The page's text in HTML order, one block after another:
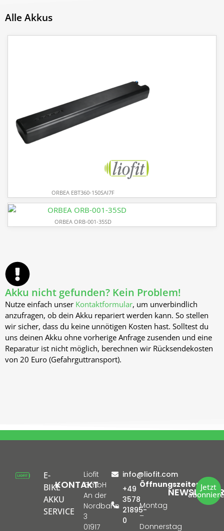
Alle Akkus
ORBEA EBT360-150SAI7F
ORBEA ORB-001-35SD
Akku nicht gefunden? Kein Problem!
Nutze einfach unser Kontaktformular, um unverbindlich
anzufragen, ob dein Akku repariert werden kann. So stellen
wir sicher, dass du keine unnötigen Kosten hast. Solltest du
uns deinen Akku ohne vorherige Anfrage zusenden und eine
Reparatur ist nicht möglich, berechnen wir Rücksendekosten
von 20 Euro (Gefahrguttransport).
E-
BIKE
AKKU
SERVICE
KONTAKT
Liofit
GmbH
An der
Nordbahn
3
01917
info@liofit.com
+49
3578
21895-
0
Öffnungszeiten:
Montag
–
Donnerstag
NEWSLETTER
Jetzt